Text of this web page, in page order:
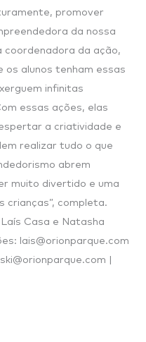
promover
da nossa
coordenadora da ação,
os alunos tenham essas
infinitas
essas ações, elas
a criatividade e
realizar tudo o que
abrem
muito divertido e uma
crianças”, completa.
Casa e Natasha
lais@orionparque.com
|